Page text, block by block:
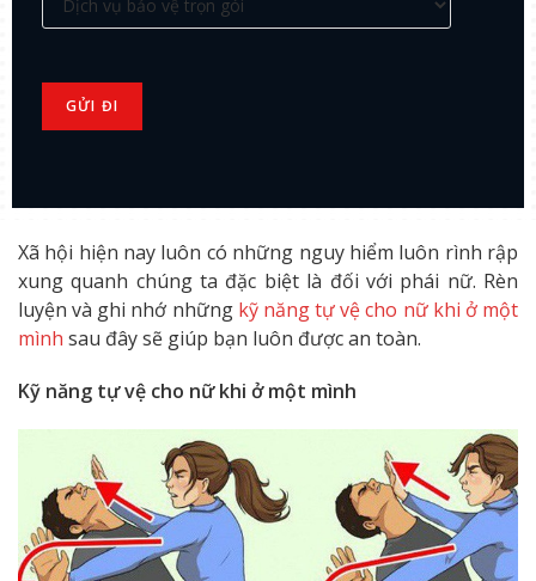
Xã hội hiện nay luôn có những nguy hiểm luôn rình rập
xung quanh chúng ta đặc biệt là đối với phái nữ. Rèn
luyện và ghi nhớ những kỹ năng tự vệ cho nữ khi ở một
mình sau đây sẽ giúp bạn luôn được an toàn.
Kỹ năng tự vệ cho nữ khi ở một mình